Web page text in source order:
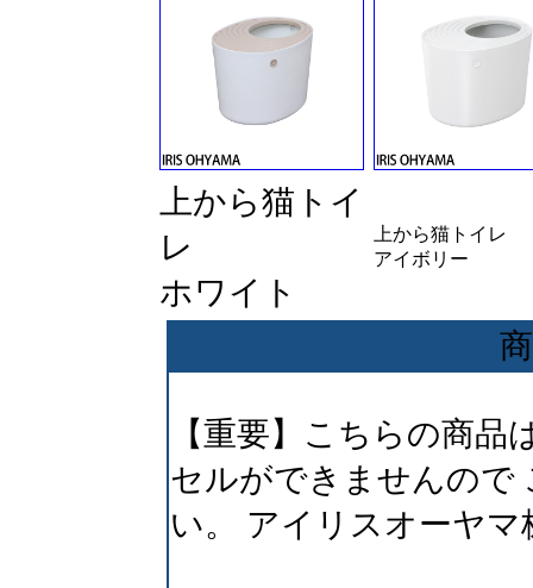
上から猫トイ
レ
ホワイト
上から猫トイレ
アイボリー
【重要】こちらの商
セルができませんので
い。 アイリスオーヤマ